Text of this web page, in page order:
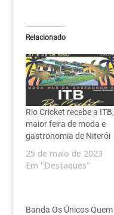
Relacionado
Rio Cricket recebe a ITB,
maior feira de moda e
gastronomia de Niterói
25 de maio de 2023
Em "Destaques"
Banda Os Únicos Quem